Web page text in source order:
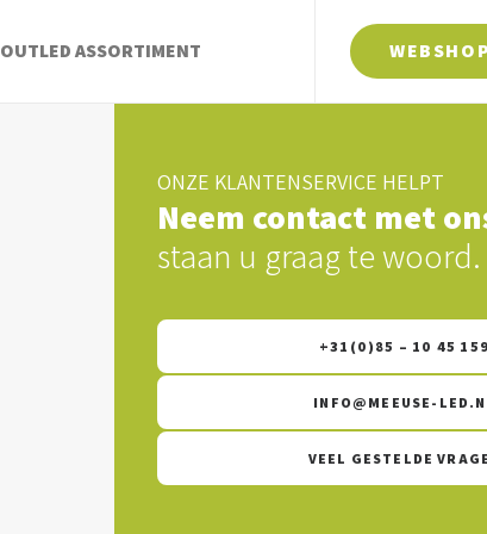
OUTLED ASSORTIMENT WEBSHOP
ONZE KLANTENSERVICE HELPT
Neem contact met
staan u graag te woord.
+31(0)85 – 10 45 159
INFO@MEEUSE-
VEEL GESTELDE